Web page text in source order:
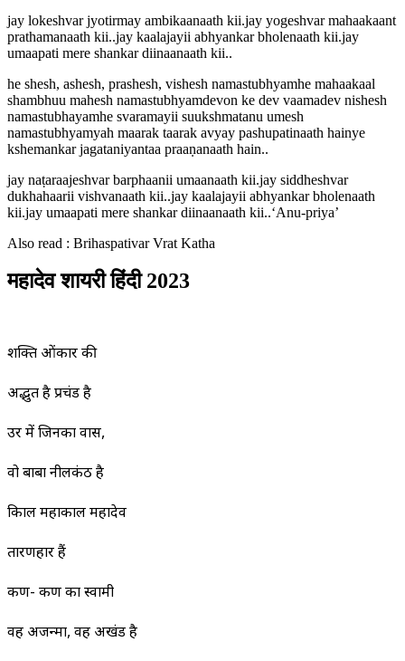
jay lokeshvar jyotirmay ambikaanaath kii.jay yogeshvar mahaakaant
prathamanaath kii..jay kaalajayii abhyankar bholenaath kii.jay
umaapati mere shankar diinaanaath kii..
he shesh, ashesh, prashesh, vishesh namastubhyamhe mahaakaal
shambhuu mahesh namastubhyamdevon ke dev vaamadev nishesh
namastubhayamhe svaramayii suukshmatanu umesh
namastubhyamyah maarak taarak avyay pashupatinaath hainye
kshemankar jagataniyantaa praaṇanaath hain..
jay naṭaraajeshvar barphaanii umaanaath kii.jay siddheshvar
dukhahaarii vishvanaath kii..jay kaalajayii abhyankar bholenaath
kii.jay umaapati mere shankar diinaanaath kii..‘Anu-priya’
Also read : Brihaspativar Vrat Katha
महादेव शायरी हिंदी 2023
शक्ति ओंकार की
अद्भुत है प्रचंड है
उर में जिनका वास,
वो बाबा नीलकंठ है
त्रिकाल महाकाल महादेव
तारणहार हैं
कण- कण का स्वामी
वह अजन्मा, वह अखंड है